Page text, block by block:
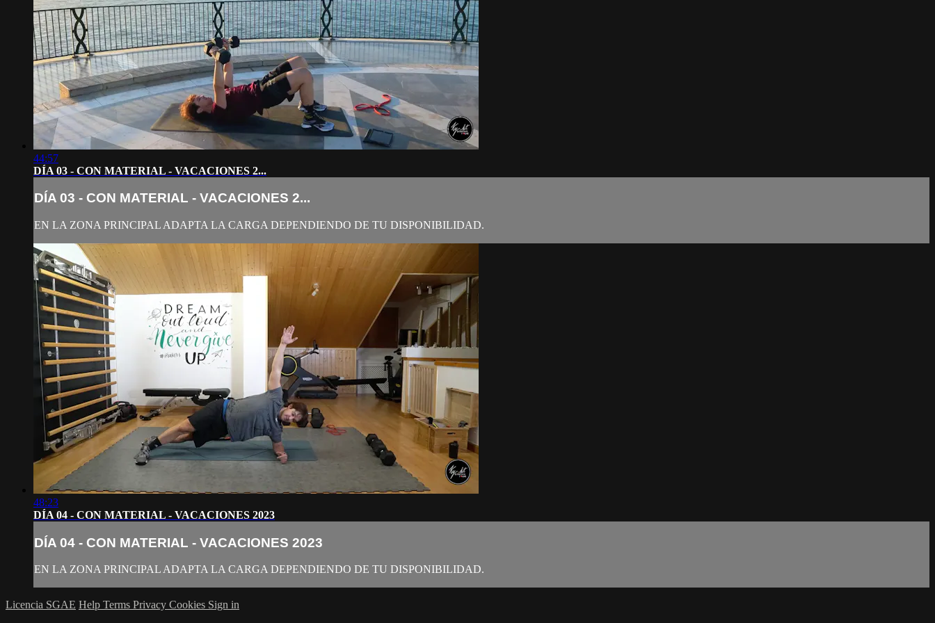
44:57
DÍA 03 - CON MATERIAL - VACACIONES 2...
DÍA 03 - CON MATERIAL - VACACIONES 2...
EN LA ZONA PRINCIPAL ADAPTA LA CARGA DEPENDIENDO DE TU DISPONIBILIDAD.
48:23
DÍA 04 - CON MATERIAL - VACACIONES 2023
DÍA 04 - CON MATERIAL - VACACIONES 2023
EN LA ZONA PRINCIPAL ADAPTA LA CARGA DEPENDIENDO DE TU DISPONIBILIDAD.
Licencia SGAE Help Terms Privacy Cookies Sign in